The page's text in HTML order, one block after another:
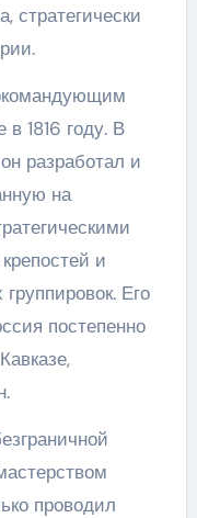
стратегически
1816 году. В
разработал и
на
и
Его
постепенно
проводил